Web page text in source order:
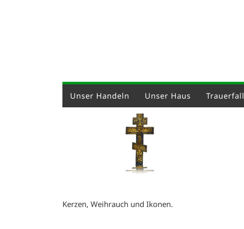
Unser Handeln Unser Haus Trauerfall
Kerzen, Weihrauch und Ikonen.